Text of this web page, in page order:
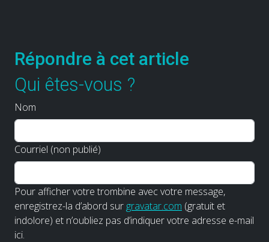
Répondre à cet article
Qui êtes-vous ?
Nom
Courriel (non publié)
Pour afficher votre trombine avec votre message,
enregistrez-la d’abord sur gravatar.com (gratuit et
indolore) et n’oubliez pas d’indiquer votre adresse e-mail
ici.